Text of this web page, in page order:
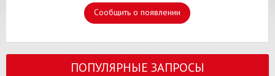
Сообщить о появлении
ПОПУЛЯРНЫЕ ЗАПРОСЫ